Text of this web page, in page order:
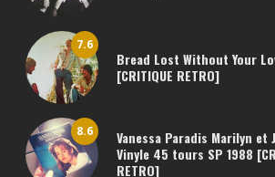
7.6
Bread Lost Without Your
[CRITIQUE RETRO]
8.6
Vanessa Paradis Marilyn et
Vinyle 45 tours SP 1988
RETRO]